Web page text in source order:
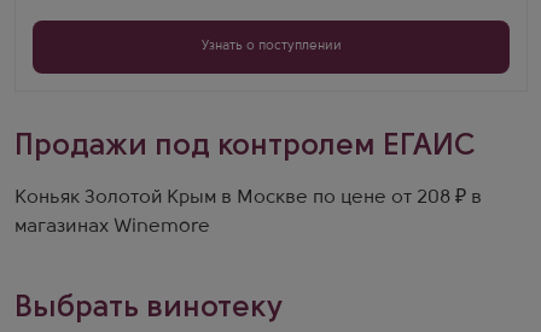
Узнать о поступлении
Продажи под контролем ЕГАИС
Коньяк Золотой Крым в Москве по цене от 208 ₽ в
магазинах Winemore
Выбрать винотеку